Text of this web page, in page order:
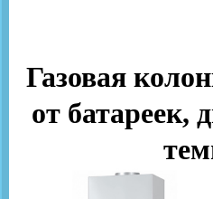
Газовая
от батареек,